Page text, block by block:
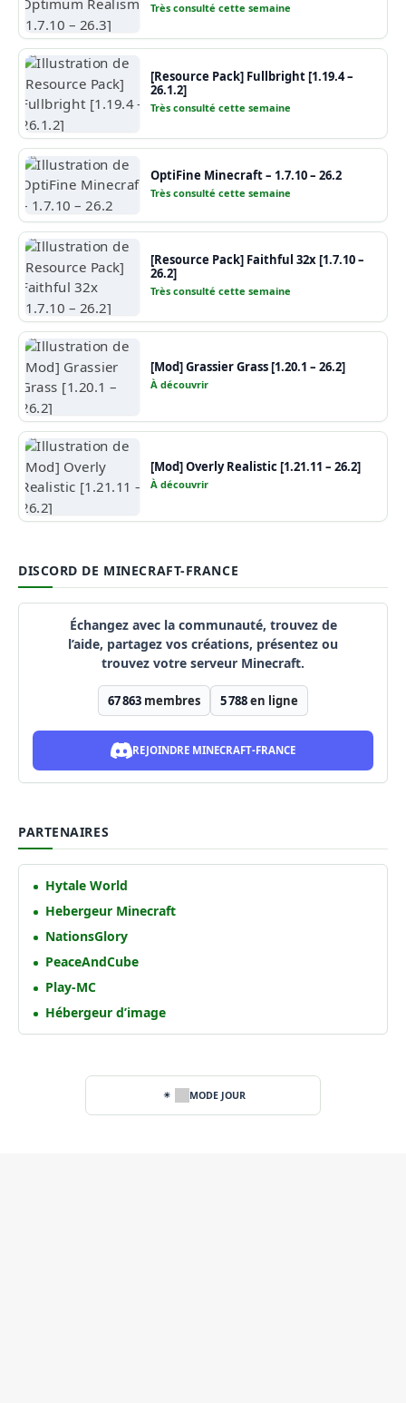
Très consulté cette semaine
[Resource Pack] Fullbright [1.19.4 –
26.1.2]
Très consulté cette semaine
OptiFine Minecraft – 1.7.10 – 26.2
Très consulté cette semaine
[Resource Pack] Faithful 32x [1.7.10 –
26.2]
Très consulté cette semaine
[Mod] Grassier Grass [1.20.1 – 26.2]
À découvrir
[Mod] Overly Realistic [1.21.11 – 26.2]
À découvrir
DISCORD DE MINECRAFT-FRANCE
Échangez avec la communauté, trouvez de
l’aide, partagez vos créations, présentez ou
trouvez votre serveur Minecraft.
67 863 membres 5 788en ligne
REJOINDRE MINECRAFT-FRANCE
PARTENAIRES
Hytale World
Hebergeur Minecraft
NationsGlory
PeaceAndCube
Play-MC
Hébergeur d’image
MODE JOUR